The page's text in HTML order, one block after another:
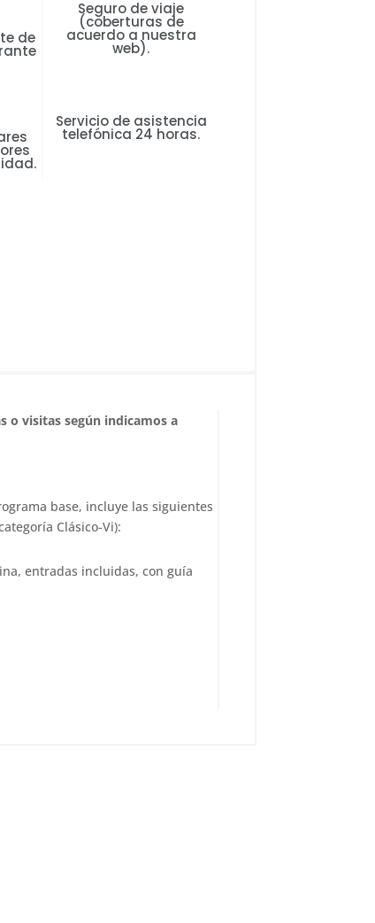
de
Seguro de viaje
(coberturas de
acuerdo a nuestra
web).
Servicio de asistencia
telefónica 24 horas.
o visitas según indicamos a
base, incluye las siguientes
Clásico-Vi):
entradas incluidas, con guía